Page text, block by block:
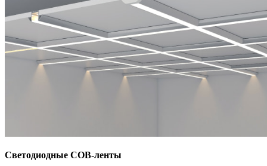
Светодиодные СОВ-ленты